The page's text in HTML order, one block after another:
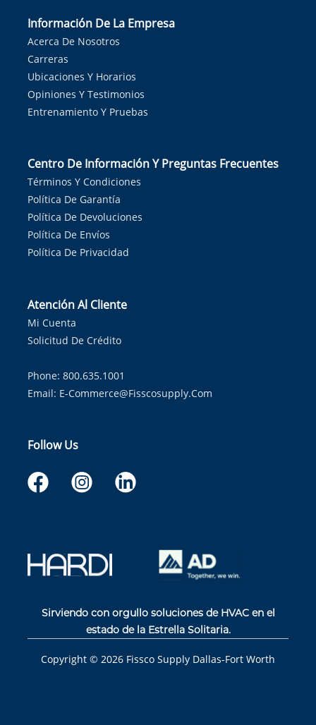
Información De La Empresa
Acerca De Nosotros
Carreras
Ubicaciones Y Horarios
Opiniones Y Testimonios
Entrenamiento Y Pruebas
Centro De Información Y Preguntas Frecuentes
Términos Y Condiciones
Política De Garantía
Política De Devoluciones
Política De Envíos
Política De Privacidad
Atención Al Cliente
Mi Cuenta
Solicitud De Crédito
Phone: 800.635.1001
Email: E-Commerce@fisscosupply.com
Follow Us
Sirviendo con orgullo soluciones de HVAC en el
estado de la Estrella Solitaria.
Copyright © 2026 Fissco Supply Dallas-Fort Worth